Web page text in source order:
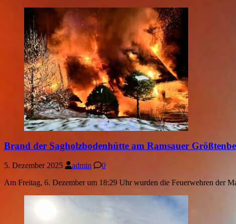
Brand der Sagholzbodenhütte am Ramsauer
5. Dezember 2025 admin
0
Am Freitag, 6. Dezember um 18:29 Uhr wurden die Feuerwehren der